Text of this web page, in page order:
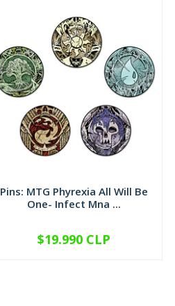
Pins: MTG Phyrexia All Will Be
One- Infect Mna ...
VER OPCIONES
$19.990 CLP